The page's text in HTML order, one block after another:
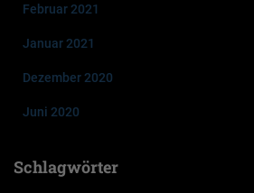
Februar 2021
Januar 2021
Dezember 2020
Juni 2020
Schlagwörter